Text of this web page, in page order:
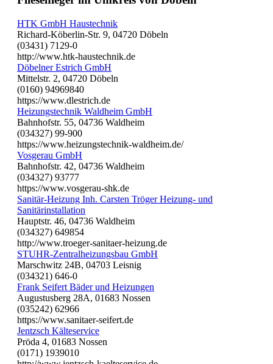
HTK GmbH Haustechnik
Richard-Köberlin-Str. 9, 04720 Döbeln
(03431) 7129-0
http://www.htk-haustechnik.de
Döbelner Estrich GmbH
Mittelstr. 2, 04720 Döbeln
(0160) 94969840
https://www.dlestrich.de
Heizungstechnik Waldheim GmbH
Bahnhofstr. 55, 04736 Waldheim
(034327) 99-900
https://www.heizungstechnik-waldheim.de/
Vosgerau GmbH
Bahnhofstr. 42, 04736 Waldheim
(034327) 93777
https://www.vosgerau-shk.de
Sanitär-Heizung Inh. Carsten Tröger Heizung- und
Sanitärinstallation
Hauptstr. 46, 04736 Waldheim
(034327) 649854
http://www.troeger-sanitaer-heizung.de
STUHR-Zentralheizungsbau GmbH
Marschwitz 24B, 04703 Leisnig
(034321) 646-0
Frank Seifert Bäder und Heizungen
Augustusberg 28A, 01683 Nossen
(035242) 62966
https://www.sanitaer-seifert.de
Jentzsch Kälteservice
Pröda 4, 01683 Nossen
(0171) 1939010